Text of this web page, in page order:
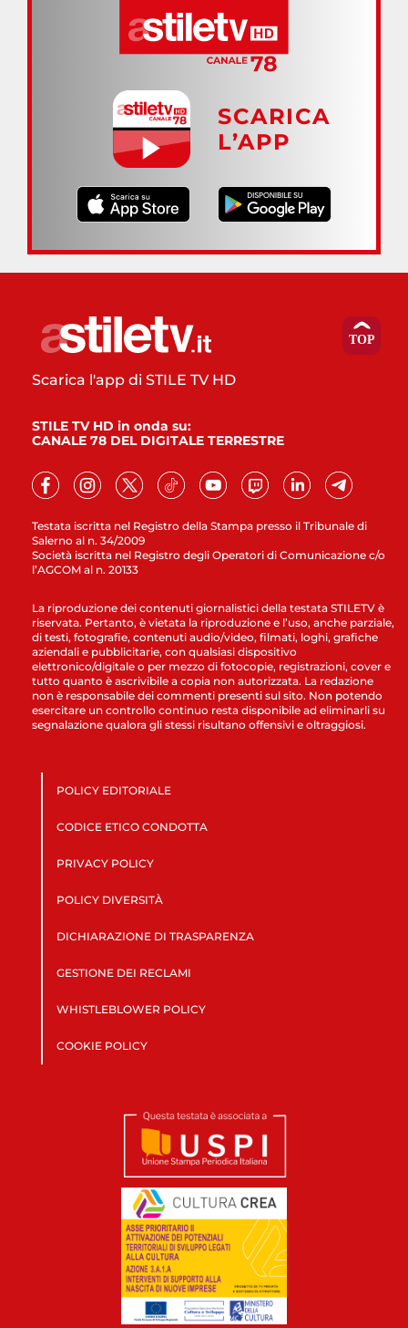
SCARICA
L’APP
Testata iscritta nel Registro della Stampa presso il Tribunale di
Salerno al n. 34/2009
Società iscritta nel Registro degli Operatori di Comunicazione c/o
l’AGCOM al n. 20133
Scarica l'app di STILE TV HD
STILE TV HD in onda su:
CANALE 78 DEL DIGITALE TERRESTRE
La riproduzione dei contenuti giornalistici della testata STILETV è
riservata. Pertanto, è vietata la riproduzione e l’uso, anche parziale,
di testi, fotografie, contenuti audio/video, filmati, loghi, grafiche
aziendali e pubblicitarie, con qualsiasi dispositivo
elettronico/digitale o per mezzo di fotocopie, registrazioni, cover e
tutto quanto è ascrivibile a copia non autorizzata. La redazione
non è responsabile dei commenti presenti sul sito. Non potendo
esercitare un controllo continuo resta disponibile ad eliminarli su
segnalazione qualora gli stessi risultano offensivi e oltraggiosi.
POLICY EDITORIALE
CODICE ETICO CONDOTTA
PRIVACY POLICY
POLICY DIVERSITÀ
DICHIARAZIONE DI TRASPARENZA
GESTIONE DEI RECLAMI
WHISTLEBLOWER POLICY
COOKIE POLICY